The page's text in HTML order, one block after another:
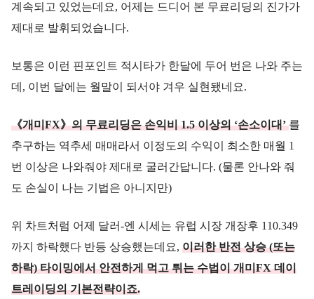
계속되고 있었는데요, 어제는 드디어 본 무료리딩의 진가가
제대로 발휘되었습니다.
보통은 이런 핀포인트 적시타가 한달에 두어 번은 나와 주는
데, 이번 달에는 월말이 되서야 겨우 실현됐네요.
《개미FX》의 무료리딩은 손익비 1.5 이상의 ‘손소이대’를
추구하는 역추세 매매라서 이정도의 수익이 최소한 매월 1
번 이상은 나와줘야 제대로 굴러간답니다. (물론 안나와 줘
도 손실이 나는 기법은 아니지만)
위 차트처럼 어제 달러-엔 시세는 유럽 시장 개장후 110.349
까지 하락했다 반등 상승했는데요, 이러한 반전 상승 (또는
하락) 타이밍에서 안전하게 먹고 튀는 수법이 개미FX 데이
트레이딩의 기본전략이죠.